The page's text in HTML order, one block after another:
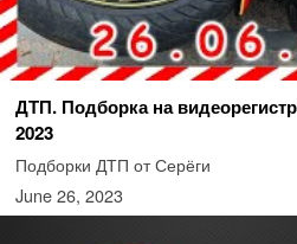
ДТП. Подборка на
2023
Подборки ДТП от Серёги
June 26, 2023